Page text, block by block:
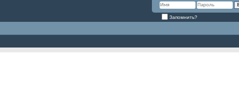
Запомнить?